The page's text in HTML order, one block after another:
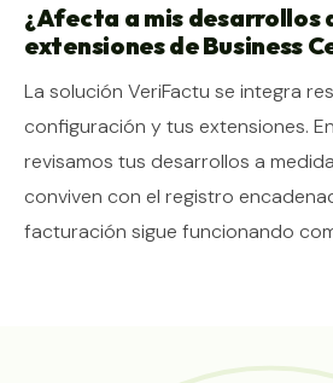
¿Afecta a mis desarrollos
extensiones de Business
La solución VeriFactu se integra
configuración y tus extensiones.
revisamos tus desarrollos a
conviven con el registro
facturación sigue funcionando